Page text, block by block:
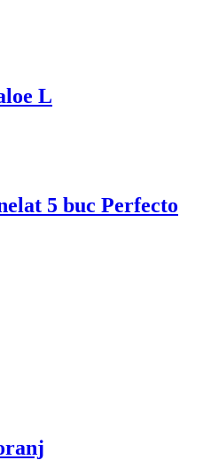
L
5 buc Perfecto